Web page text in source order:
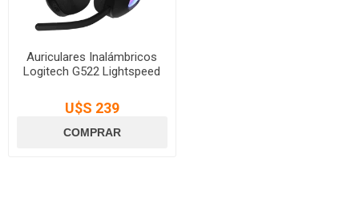
Auriculares Inalámbricos
Logitech G522 Lightspeed
U$S 239